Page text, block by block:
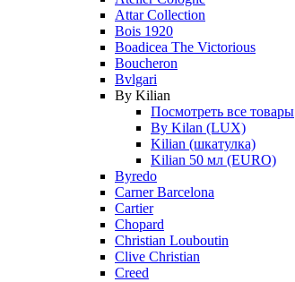
Attar Collection
Bois 1920
Boadicea The Victorious
Boucheron
Bvlgari
By Kilian
Посмотреть все товары
By Kilan (LUX)
Kilian (шкатулка)
Kilian 50 мл (EURO)
Byredo
Carner Barcelona
Cartier
Chopard
Christian Louboutin
Clive Christian
Creed